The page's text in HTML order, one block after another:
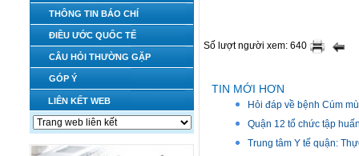
THÔNG TIN BÁO CHÍ
ĐIỀU ƯỚC QUỐC TẾ
CÂU HỎI THƯỜNG GẶP
GÓP Ý
LIÊN KẾT WEB
Số lượt người xem: 640
TIN MỚI HƠN
Hỏi đáp về bệnh Cúm
Quận 12 tổ chức tập
Trung tâm Y tế quận: